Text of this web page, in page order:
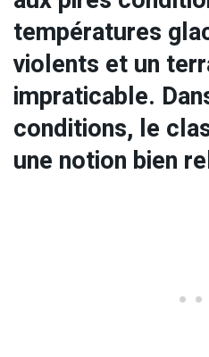
températures
violents et un
impraticable.
conditions, le
une notion bien